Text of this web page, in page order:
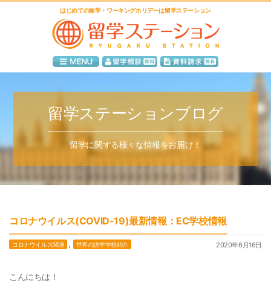
はじめての留学・ワーキングホリデーは留学ステーション
留学ステーションブログ
留学に関する様々な情報をお届け！
コロナウイルス(COVID-19)最新情報：EC学校情報
コロナウイルス関連 , 世界の語学学校紹介 2020年6月16日
こんにちは！